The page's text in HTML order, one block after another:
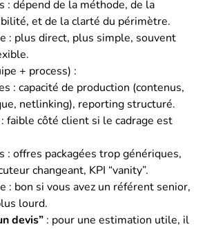
: dépend de la méthode, de la
et de la clarté du périmètre.
: plus direct, plus simple, souvent
+ process) :
: capacité de production (contenus,
netlinking), reporting structuré.
faible côté client si le cadrage est
: offres packagées trop génériques,
changeant, KPI “vanity”.
: bon si vous avez un référent senior,
lourd.
devis” : pour une estimation utile, il